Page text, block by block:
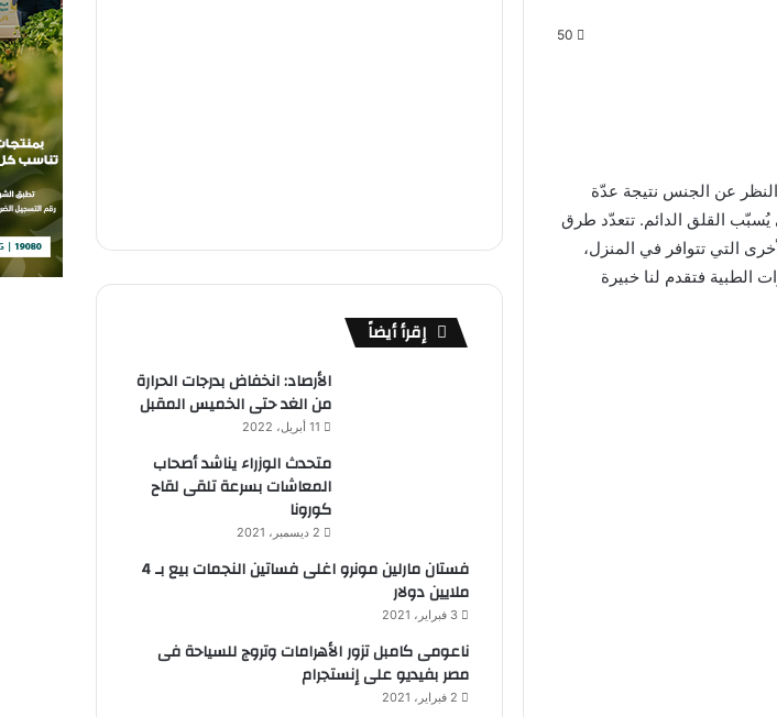
50
عن الجنس نتيجة عدّة
القلق الدائم. تتعدّد طرق
التي تتوافر في المنزل،
الطبية فتقدم لنا خبيرة
إقرأ أيضاً
الأرصاد: انخفاض بدرجات الحرارة
من الغد حتى الخميس المقبل
11 أبريل، 2022
متحدث الوزراء يناشد أصحاب
المعاشات بسرعة تلقى لقاح
كورونا
2 ديسمبر، 2021
فستان مارلين مونرو اغلى فساتين النجمات بيع بـ 4
ملايين دولار
3 فبراير، 2021
ناعومى كامبل تزور الأهرامات وتروج للسياحة فى
مصر بفيديو على إنستجرام
2 فبراير، 2021